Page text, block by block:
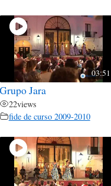
03:51
Grupo Jara
22views
fide de curso 2009-2010